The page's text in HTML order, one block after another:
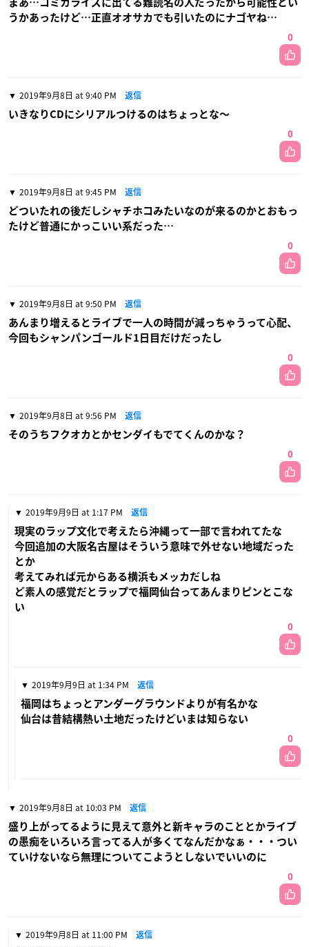
まあ…コミカライズに出てる難読名の人だったから可能性とい
うかあったけど…正直オオサカでも引いたのにナゴヤね…
0
2019年9月8日 at 9:40 PM 返信
いきなりCDにシリアルつけるのはちょっとな〜
0
2019年9月8日 at 9:45 PM 返信
どついたれの後だしシャチホコみたいなのが来るのかとおもっ
たけど普通にかっこいい系だった…
0
2019年9月8日 at 9:50 PM 返信
あんまり増えるとライブで一人の時間が減っちゃうって心配、
今回もシャンパンゴールド1日目だけだったし
0
2019年9月8日 at 9:56 PM 返信
そのうちフクオカとかセンダイもでてくんのかな？
0
2019年9月9日 at 1:17 PM 返信
現実のラップ文化で考えたら沖縄って一部で言われてたな
今回追加の大阪名古屋はそういう意味で外せない地域だった
とか
考えてみれば元からある横浜もメッカだしね
ど素人の感覚だとラップで福岡仙台ってあんまりピンとこな
い
0
2019年9月9日 at 1:34 PM 返信
福岡はちょっとアンダーグラウンドよりが有名かな
仙台は昔結構熱い土地だったけどいまは知らない
0
2019年9月8日 at 10:03 PM 返信
盛り上がってるように見えて意外と新キャラのこととかライブ
の愚痴をいろいろ言ってる人が多くてなんだかなぁ・・・つい
ていけないなら無理についてこようとしないでいいのに
0
2019年9月8日 at 11:00 PM 返信